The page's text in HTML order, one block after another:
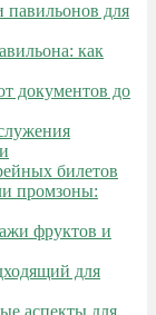
для
как
документов до
билетов
промзоны:
фруктов и
для